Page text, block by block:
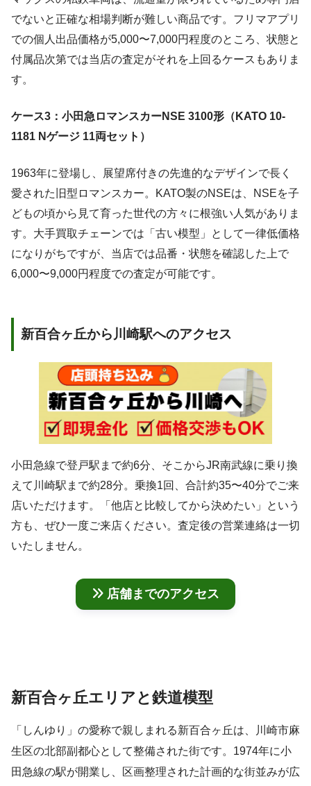
でないと正確な相場判断が難しい商品です。フリマアプリ
での個人出品価格が5,000〜7,000円程度のところ、状態と
付属品次第では当店の査定がそれを上回るケースもありま
す。
ケース3：小田急ロマンスカーNSE 3100形（KATO 10-
1181 Nゲージ 11両セット）
1963年に登場し、展望席付きの先進的なデザインで長く
愛された旧型ロマンスカー。KATO製のNSEは、NSEを子
どもの頃から見て育った世代の方々に根強い人気がありま
す。大手買取チェーンでは「古い模型」として一律低価格
になりがちですが、当店では品番・状態を確認した上で
6,000〜9,000円程度での査定が可能です。
新百合ヶ丘から川崎駅へのアクセス
小田急線で登戸駅まで約6分、そこからJR南武線に乗り換
えて川崎駅まで約28分。乗換1回、合計約35〜40分でご来
店いただけます。「他店と比較してから決めたい」という
方も、ぜひ一度ご来店ください。査定後の営業連絡は一切
いたしません。
店舗までのアクセス
新百合ヶ丘エリアと鉄道模型
「しんゆり」の愛称で親しまれる新百合ヶ丘は、川崎市麻
生区の北部副都心として整備された街です。1974年に小
田急線の駅が開業し、区画整理された計画的な街並みが広